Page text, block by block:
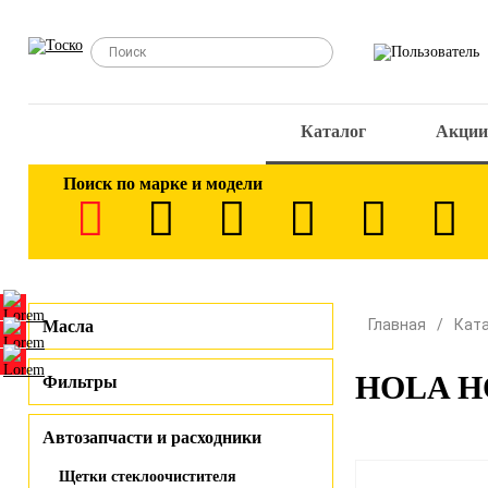
Каталог Акции
Поиск по марке и модели
Масла
Фильтры
Автозапчасти и расходники
Щетки стеклоочистителя
Главная
HOLA